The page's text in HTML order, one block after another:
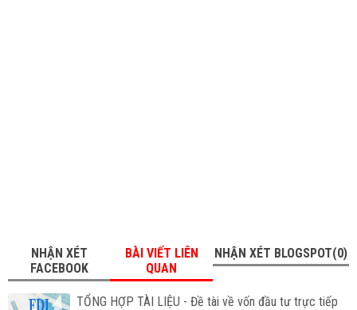
NHẬN XÉT
FACEBOOK
BÀI VIẾT LIÊN
QUAN
NHẬN XÉT BLOGSPOT(0)
TỔNG HỢP TÀI LIỆU - Đề tài về vốn đầu tư trực tiếp